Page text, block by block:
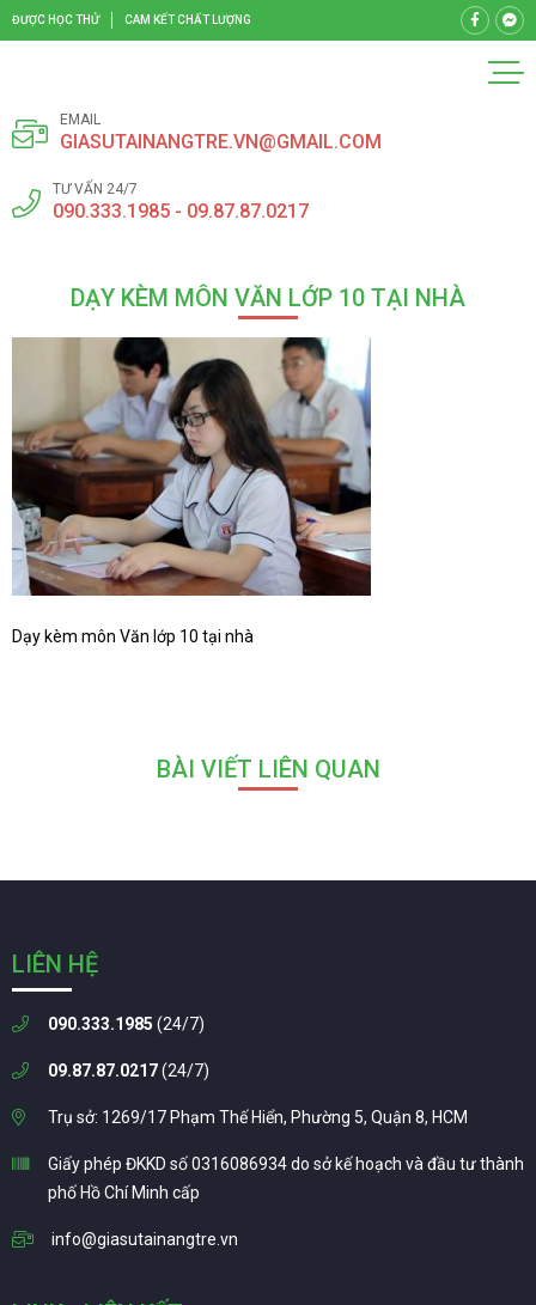
ĐƯỢC HỌC THỬ CAM KẾT CHẤT LƯỢNG
EMAIL
GIASUTAINANGTRE.VN@GMAIL.COM
TƯ VẤN 24/7
090.333.1985 - 09.87.87.0217
DẠY KÈM MÔN VĂN LỚP 10 TẠI NHÀ
Dạy kèm môn Văn lớp 10 tại nhà
BÀI VIẾT LIÊN QUAN
LIÊN HỆ
090.333.1985 (24/7)
09.87.87.0217(24/7)
Trụ sở: 1269/17 Phạm Thế Hiển, Phường 5, Quận 8, HCM
Giấy phép ĐKKD số 0316086934 do sở kế hoạch và đầu tư thành
phố Hồ Chí Minh cấp
info@giasutainangtre.vn